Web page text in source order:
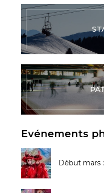
Evénements
Début mars :